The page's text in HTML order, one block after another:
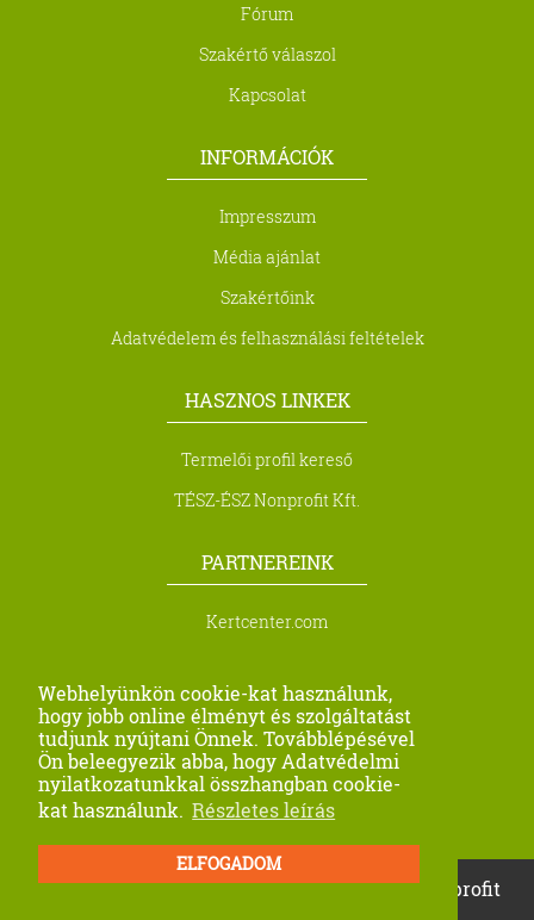
Webhelyünkön cookie-kat használunk,
hogy jobb online élményt és szolgáltatást
tudjunk nyújtani Önnek. Továbblépésével
Ön beleegyezik abba, hogy Adatvédelmi
nyilatkozatunkkal összhangban cookie-
kat használunk. Részletes leírás
ELFOGADOM
Fórum
Szakértő válaszol
Kapcsolat
INFORMÁCIÓK
Impresszum
Média ajánlat
Szakértőink
Adatvédelem és felhasználási feltételek
HASZNOS LINKEK
Termelői profil kereső
TÉSZ-ÉSZ Nonprofit Kft.
PARTNEREINK
Kertcenter.com
Metra Kft.
Profi Seeds Agro Kft
Farago-Precision
Minden jog fenntartva! © 2026. TÉSZ-ÉSZ Nonprofit